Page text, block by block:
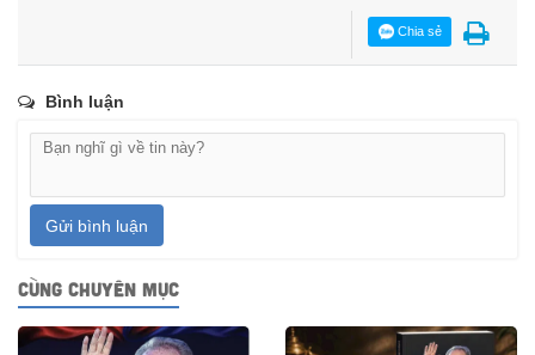
Chia sẻ
Bình luận
Gửi bình luận
CÙNG CHUYÊN MỤC